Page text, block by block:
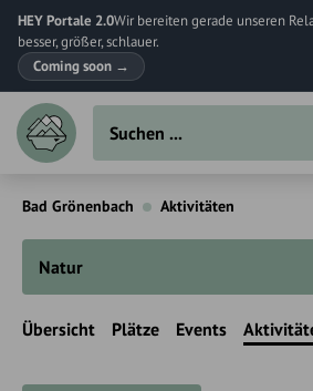
HEY Portale 2.0Wir bereiten gerade unseren
besser, größer, schlauer.
Coming soon →
Bad Grönenbach Aktivitäten
Natur
Übersicht Plätze Events